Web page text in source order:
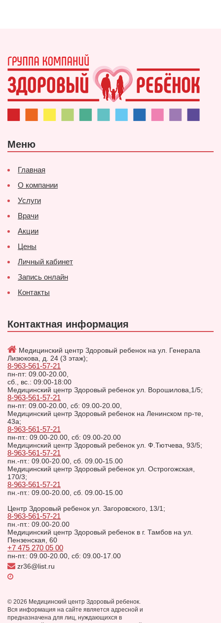
Меню
Главная
О компании
Услуги
Врачи
Акции
Цены
Личный кабинет
Запись онлайн
Контакты
Контактная информация
Медицинский центр Здоровый ребенок на ул. Генерала
Лизюкова, д. 24 (3 этаж);
8-963-561-57-21
пн-пт: 09.00-20.00,
сб., вс.: 09:00-18:00
Медицинский центр Здоровый ребенок ул. Ворошилова,1/5;
8-963-561-57-21
пн-пт: 09.00-20.00, сб: 09.00-20.00,
Медицинский центр Здоровый ребенок на Ленинском пр-те,
43а;
8-963-561-57-21
пн-пт.: 09.00-20.00, сб: 09.00-20.00
Медицинский центр Здоровый ребенок ул. Ф.Тютчева, 93/5;
8-963-561-57-21
пн.-пт.: 09.00-20.00, сб. 09.00-15.00
Медицинский центр Здоровый ребенок ул. Острогожская,
170/3;
8-963-561-57-21
пн.-пт.: 09.00-20.00, сб. 09.00-15.00
Центр Здоровый ребенок ул. Загоровского, 13/1;
8-963-561-57-21
пн.-пт.: 09.00-20.00
Медицинский центр Здоровый ребенок в г. Тамбов на ул.
Пензенская, 60
+7 475 270 05 00
пн-пт.: 09.00-20.00, сб: 09.00-17.00
zr36@list.ru
© 2026 Медицинский центр Здоровый ребенок.
Вся информация на сайте является адресной и
предназначена для лиц, нуждающихся в